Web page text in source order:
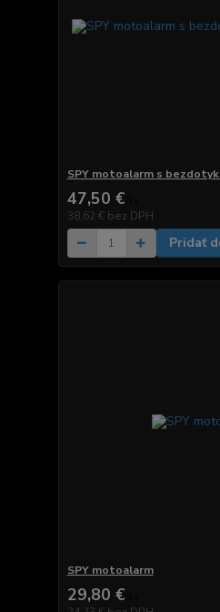
SPY motoalarm s
47,50 €
38,62 € bez DPH
Pridať
SPY motoalarm
29,80 €